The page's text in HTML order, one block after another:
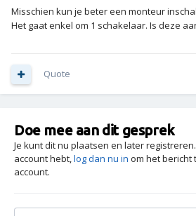
Misschien kun je beter een monteur
Het gaat enkel om 1 schakelaar. Is deze
Quote
Doe mee aan dit gesprek
Je kunt dit nu plaatsen en later
account hebt,log dan nu in om het bericht
account.